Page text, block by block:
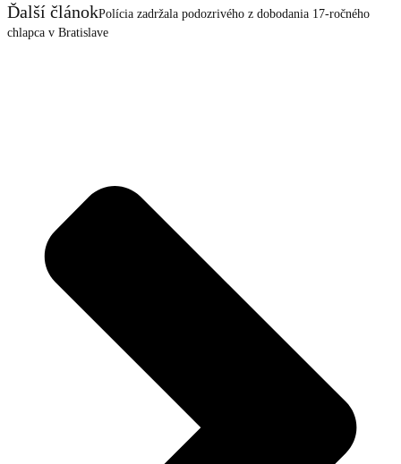
Ďalší článokPolícia zadržala podozrivého z dobodania 17-ročného
chlapca v Bratislave